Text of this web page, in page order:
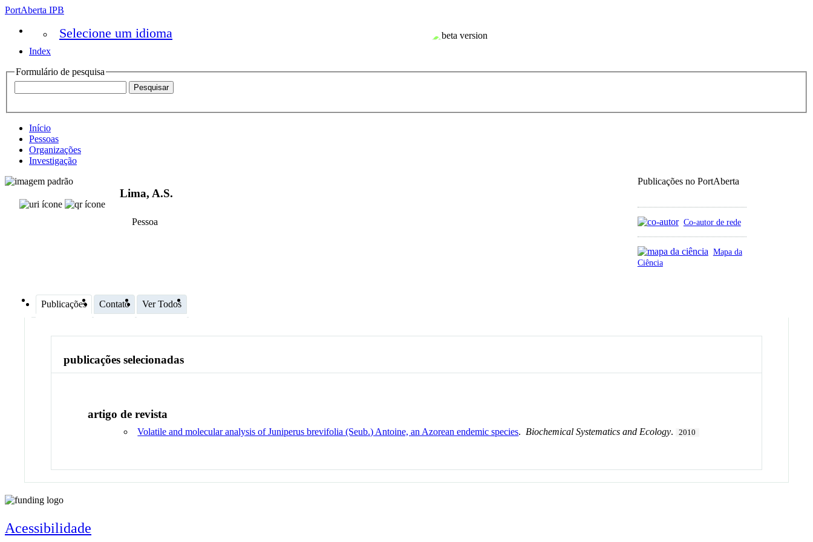
PortAberta IPB
Selecione um idioma
Index
Formulário de pesquisa
Início
Pessoas
Organizações
Investigação
Publicações no PortAberta
Co-autor de rede
Mapa da
Ciência
Lima, A.S.
Pessoa
Publicações Contato Ver Todos
publicações selecionadas
artigo de revista
Volatile and molecular analysis of Juniperus brevifolia (Seub.) Antoine, an Azorean endemic species. Biochemical Systematics and Ecology. 2010
Acessibilidade